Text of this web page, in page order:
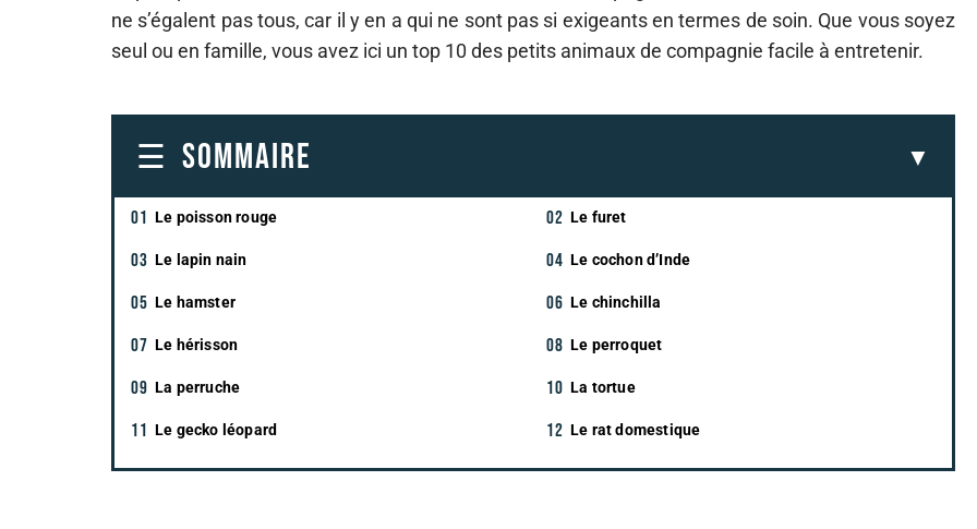
ne s’égalent pas tous, car il y en a qui ne sont pas si exigeants en termes de soin. Que vous soyez
seul ou en famille, vous avez ici un top 10 des petits animaux de compagnie facile à entretenir.
SOMMAIRE
Le poisson rouge Le furet
Le lapin nain Le cochon d’Inde
Le hamster Le chinchilla
Le hérisson Le perroquet
La perruche La tortue
Le gecko léopard Le rat domestique